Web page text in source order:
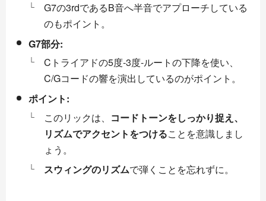
G7の3rdであるB音へ半音でアプローチしている
のもポイント。
G7部分:
Cトライアドの5度-3度-ルートの下降を使い、
C/Gコードの響を演出しているのがポイント。
ポイント:
このリックは、 コードトーンをしっかり捉え、
リズムでアクセントをつけることを意識しまし
ょう。
スウィングのリズムで弾くことを忘れずに。